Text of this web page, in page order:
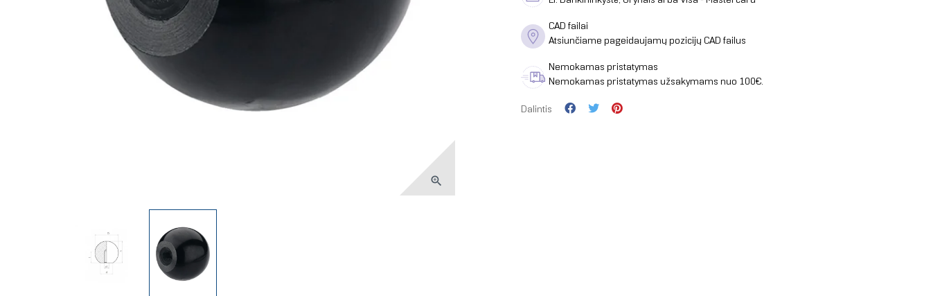

CAD failai
Atsiunčiame pageidaujamų pozicijų CAD failus
Nemokamas pristatymas
Nemokamas pristatymas užsakymams nuo 100€.
Dalintis